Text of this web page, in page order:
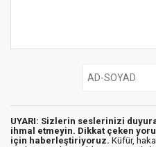
UYARI: Sizlerin seslerinizi
ihmal etmeyin. Dikkat çeken
için haberleştiriyoruz. Küfür,